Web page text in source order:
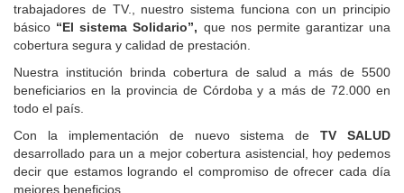
trabajadores de TV., nuestro sistema funciona con un principio
básico “El sistema Solidario”, que nos permite garantizar una
cobertura segura y calidad de prestación.
Nuestra institución brinda cobertura de salud a más de 5500
beneficiarios en la provincia de Córdoba y a más de 72.000 en
todo el país.
Con la implementación de nuevo sistema deTV SALUD
desarrollado para un a mejor cobertura asistencial, hoy pedemos
decir que estamos logrando el compromiso de ofrecer cada día
mejores beneficios.